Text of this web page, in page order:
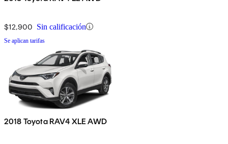
$12,900 Sin calificación
Se aplican tarifas
2018 Toyota RAV4 XLE AWD